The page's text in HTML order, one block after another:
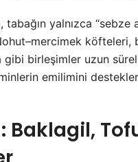
yalnızca “sebze
birleşimler uzun
emilimini
Baklagil,